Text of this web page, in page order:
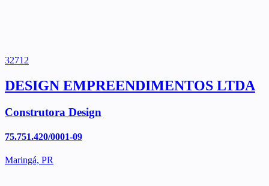
32712
DESIGN EMPREENDIMENTOS LTDA
Construtora Design
75.751.420/0001-09
Maringá, PR